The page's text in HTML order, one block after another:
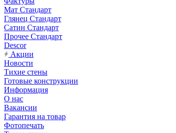
Мат Стандарт
Глянец Стандарт
Сатин Стандарт
Прочее Стандарт
Descor
Акции
Новости
Тихие стены
Готовые конструкции
Информация
О нас
Вакансии
Гарантия на товар
Фотопечать